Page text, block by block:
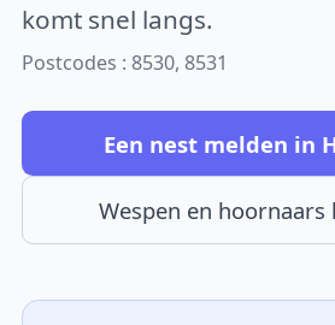
komt snel langs.
Postcodes : 8530, 8531
Een nest melden in
Wespen en hoornaars